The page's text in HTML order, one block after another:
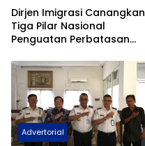
Dirjen Imigrasi Canangkan
Tiga Pilar Nasional
Penguatan Perbatasan
DGICM 2026
Advertorial